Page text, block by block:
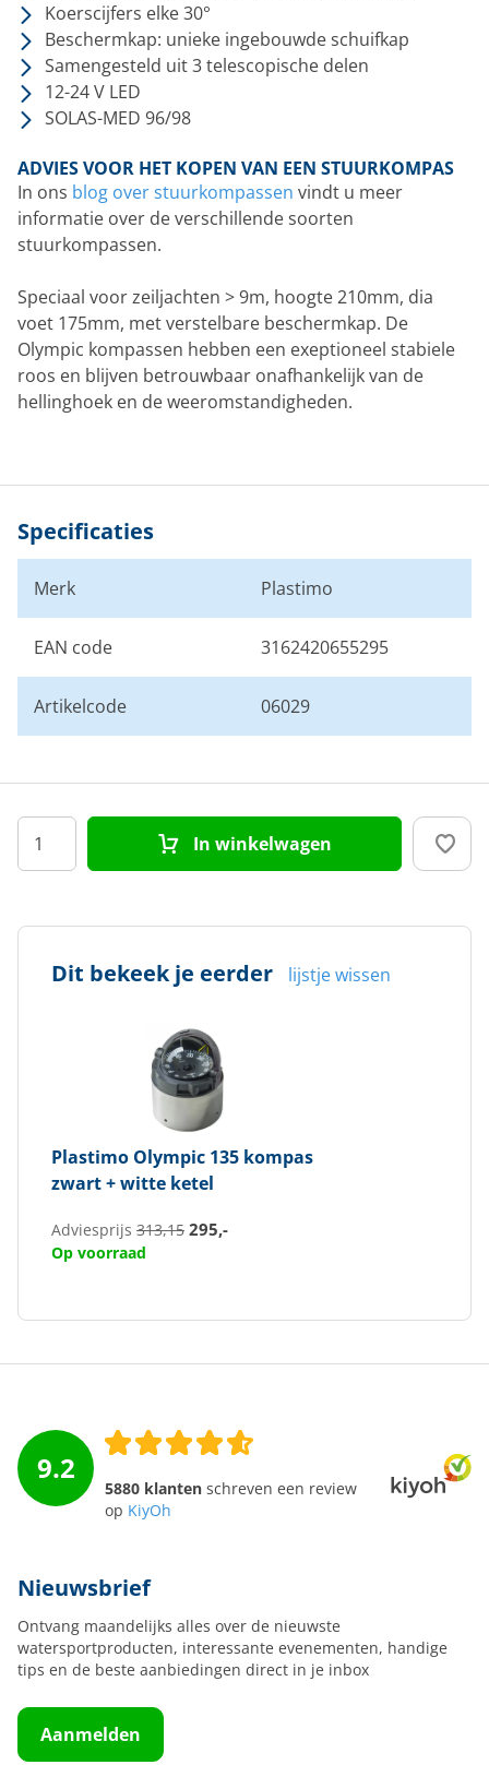
Koerscijfers elke 30°
Beschermkap: unieke ingebouwde schuifkap
Samengesteld uit 3 telescopische delen
12-24 V LED
SOLAS-MED 96/98
ADVIES VOOR HET KOPEN VAN EEN STUURKOMPAS
In ons blog over stuurkompassen vindt u meer
informatie over de verschillende soorten
stuurkompassen.
Speciaal voor zeiljachten > 9m, hoogte 210mm, dia
voet 175mm, met verstelbare beschermkap. De
Olympic kompassen hebben een exeptioneel stabiele
roos en blijven betrouwbaar onafhankelijk van de
hellinghoek en de weeromstandigheden.
Specificaties
Merk Plastimo
EAN code 3162420655295
Artikelcode 06029
In winkelwagen
Dit bekeek je eerder lijstje wissen
Plastimo Olympic 135 kompas
zwart + witte ketel
Adviesprijs 313,15 295,-
Op voorraad
9.2
5880 klanten schreven een review
op KiyOh
Nieuwsbrief
Ontvang maandelijks alles over de nieuwste
watersportproducten, interessante evenementen, handige
tips en de beste aanbiedingen direct in je inbox
Aanmelden